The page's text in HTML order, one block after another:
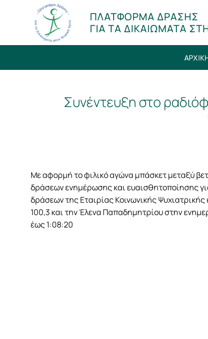
περιεχόμενο
ΠΛΑΤΦΟΡΜΑ ΔΡΑΣΗΣ
ΓΙΑ ΤΑ ΔΙΚΑΙΩΜΑΤΑ
Συνέντευξη στο
Με αφορμή το φιλικό αγώνα μπάσκετ μεταξύ
δράσεων ενημέρωσης και ευαισθητοποίησης
δράσεων της Εταιρίας Κοινωνικής
100,3 και την Έλενα Παπαδημητρίου στην
έως 1:08:20